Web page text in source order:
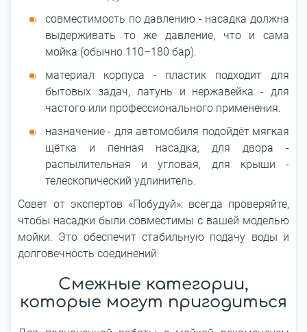
совместимость по давлению - насадка должна
выдерживать то же давление, что и сама
мойка (обычно 110–180 бар).
материал корпуса - пластик подходит для
бытовых задач, латунь и нержавейка - для
частого или профессионального применения.
назначение - для автомобиля подойдёт мягкая
щётка и пенная насадка, для двора -
распылительная и угловая, для крыши -
телескопический удлинитель.
Совет от экспертов «Побудуй»: всегда проверяйте,
чтобы насадки были совместимы с вашей моделью
мойки. Это обеспечит стабильную подачу воды и
долговечность соединений.
Смежные категории,
которые могут пригодиться